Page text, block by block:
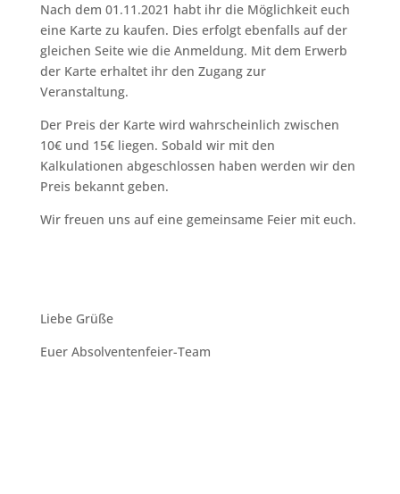
Nach dem 01.11.2021 habt ihr die Möglichkeit euch
eine Karte zu kaufen. Dies erfolgt ebenfalls auf der
gleichen Seite wie die Anmeldung. Mit dem Erwerb
der Karte erhaltet ihr den Zugang zur
Veranstaltung.
Der Preis der Karte wird wahrscheinlich zwischen
10€ und 15€ liegen. Sobald wir mit den
Kalkulationen abgeschlossen haben werden wir den
Preis bekannt geben.
Wir freuen uns auf eine gemeinsame Feier mit euch.
Liebe Grüße
Euer Absolventenfeier-Team